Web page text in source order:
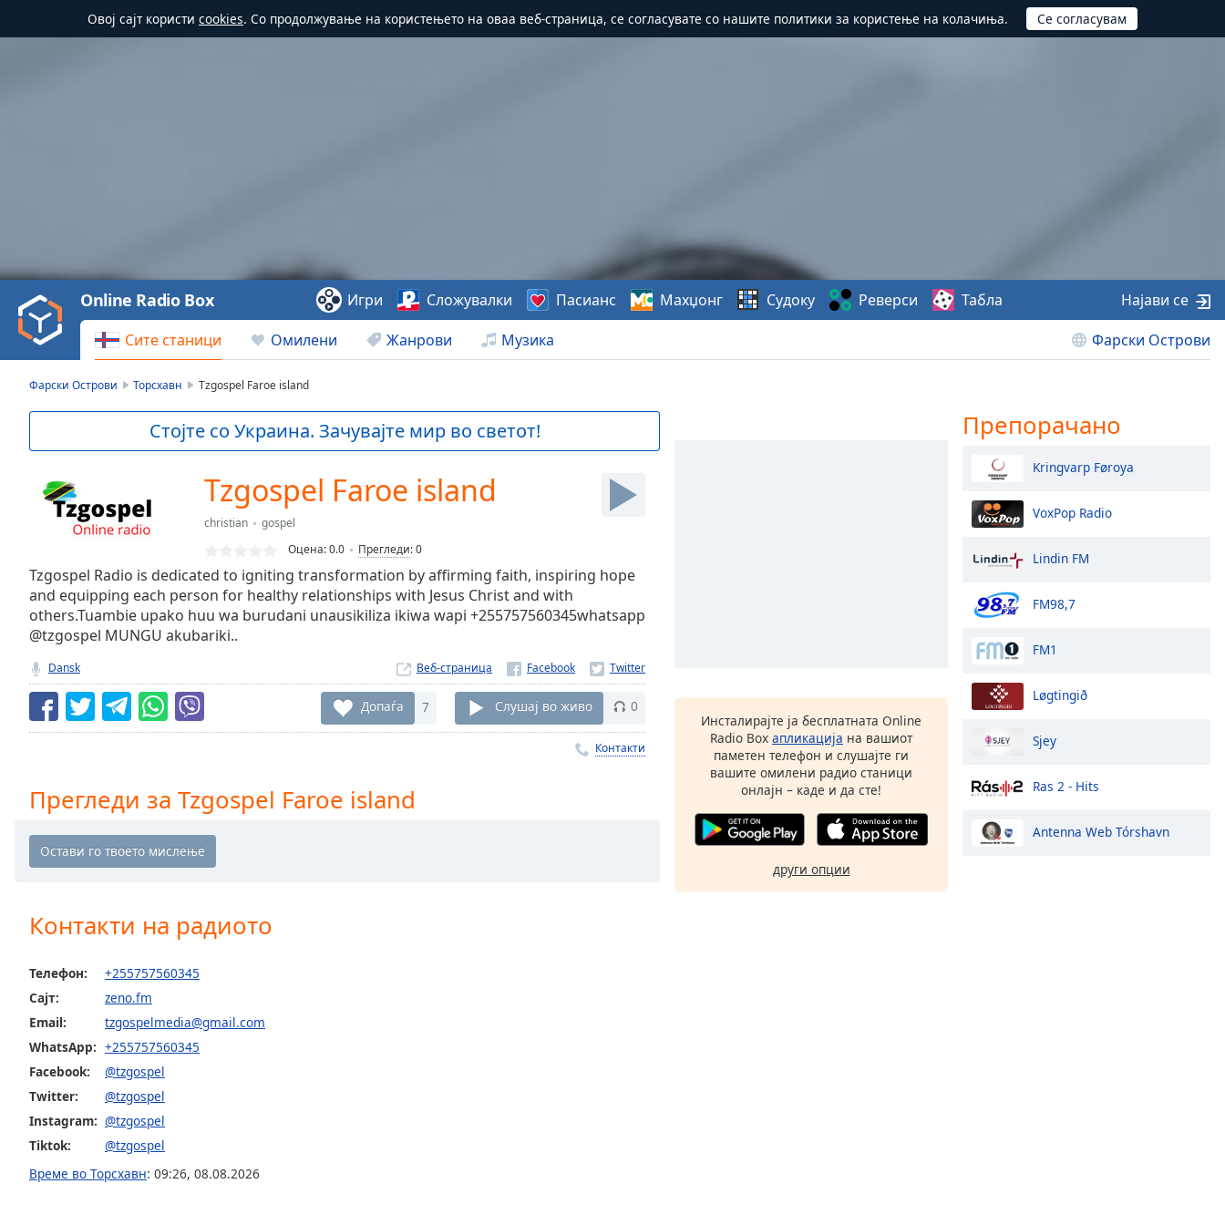
Овој сајт користи cookies. Со продолжување на користењето на оваа веб-страница, се согласувате со нашите политики за користење на колачиња.
Play
Video
Play
Backward
Skip
Current
Loaded:
TypeLIVE
Seek to
live,
currently
behind
Remaining
Time-
Chapters
descriptions
selected
Subtitles
settings,
opens
subtitles
settings
dialog
subtitles
off,
Сите станици Омилени Жанрови Музика Фарски Острови
Online Radio Box Игри Сложувалки Пасианс Махџонг Судоку Реверси Табла Најави се
Фарски Острови Торсхавн Tzgospel Faroe island
Стојте со Украина. Зачувајте мир во светот!
Tzgospel Faroe island
christian
gospel
Оцена:0.0 Прегледи:0
Tzgospel Radio is dedicated to igniting transformation by affirming faith, inspiring hope
and equipping each person for healthy relationships with Jesus Christ and with
others.Tuambie upako huu wa burudani unausikiliza ikiwa wapi +255757560345whatsapp
@tzgospel MUNGU akubariki..
Dansk Веб-страница
Допаѓа 7 Слушај во живо 0
Контакти
Прегледи за Tzgospel Faroe island
Контакти на радиото
Телефон:
+255757560345
Сајт:
zeno.fm
Email:
tzgospelmedia@gmail.com
WhatsApp: +255757560345
Facebook:
@tzgospel
Twitter:
@tzgospel
Instagram: @tzgospel
Tiktok:
@tzgospel
Време во Торсхавн: 09:26, 08.08.2026
Инсталирајте ја бесплатната Online
Radio Box апликација на вашиот
паметен телефон и слушајте ги
вашите омилени радио станици
онлајн – каде и да сте!
други опции
Препорачано
Kringvarp Føroya
VoxPop Radio
Lindin FM
FM98,7
FM1
Løgtingið
Sjey
Ras 2 - Hits
Antenna Web Tórshavn